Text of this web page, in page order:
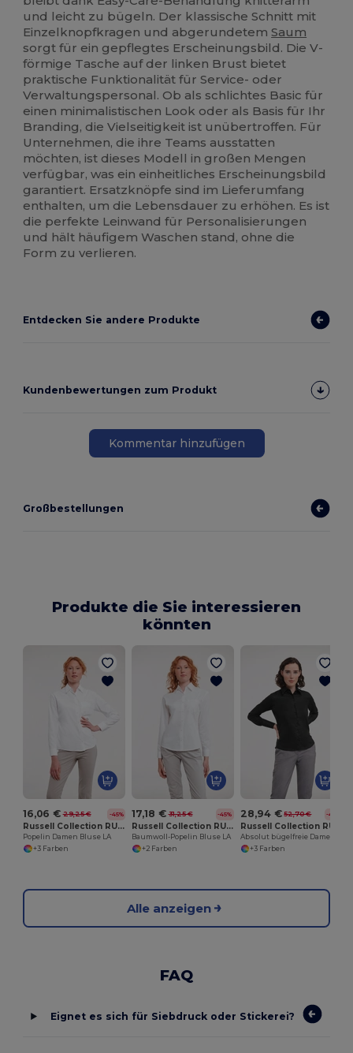
und leicht zu bügeln. Der klassische Schnitt mit
Einzelknopfkragen und abgerundetemSaum
sorgt für ein gepflegtes Erscheinungsbild. Die V-
förmige Tasche auf der linken Brust bietet
praktische Funktionalität für Service- oder
Verwaltungspersonal. Ob als schlichtes Basic für
einen minimalistischen Look oder als Basis für Ihr
Branding, die Vielseitigkeit ist unübertroffen. Für
Unternehmen, die ihre Teams ausstatten
möchten, ist dieses Modell in großen Mengen
verfügbar, was ein einheitliches Erscheinungsbild
garantiert. Ersatzknöpfe sind im Lieferumfang
enthalten, um die Lebensdauer zu erhöhen. Es ist
die perfekte Leinwand für Personalisierungen
und hält häufigem Waschen stand, ohne die
Form zu verlieren.
Entdecken Sie andere Produkte
Kundenbewertungen zum Produkt
Kommentar hinzufügen
Großbestellungen
Produkte die Sie interessieren
könnten
16,06 € 29,25 € -45%
Russell Collection RU934F
Popelin Damen Bluse LA
+3 Farben
17,18 € 31,25 € -45%
Russell Collection RU936F
Baumwoll-Popelin Bluse LA
+2 Farben
28,94 € 52,70 € -45%
+3 Farben
Alle anzeigen
FAQ
Eignet es sich für Siebdruck oder Stickerei?